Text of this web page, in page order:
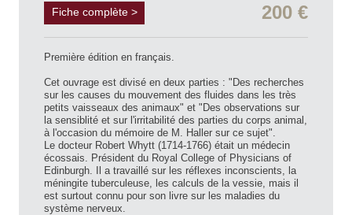
Fiche complète > 200 €
Première édition en français.
Cet ouvrage est divisé en deux parties : "Des recherches
sur les causes du mouvement des fluides dans les très
petits vaisseaux des animaux" et "Des observations sur
la sensiblité et sur l'irritabilité des parties du corps animal,
à l'occasion du mémoire de M. Haller sur ce sujet".
Le docteur Robert Whytt (1714-1766) était un médecin
écossais. Président du Royal College of Physicians of
Edinburgh. Il a travaillé sur les réflexes inconscients, la
méningite tuberculeuse, les calculs de la vessie, mais il
est surtout connu pour son livre sur les maladies du
système nerveux.